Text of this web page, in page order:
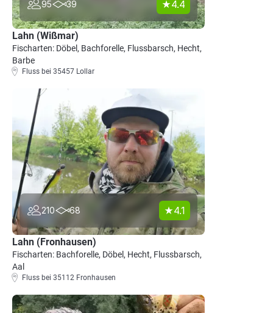
95 39 4.4
Lahn (Wißmar)
Fischarten: Döbel, Bachforelle, Flussbarsch, Hecht,
Barbe
Fluss bei 35457 Lollar
210 68 4.1
Lahn (Fronhausen)
Fischarten: Bachforelle, Döbel, Hecht, Flussbarsch,
Aal
Fluss bei 35112 Fronhausen